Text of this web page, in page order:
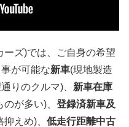
ーズ)では、ご自身の希望
が可能な新車(現地製造
りのクルマ)、 新車在庫
が多い)、 登録済新車及
えめ)、 低走行距離中古